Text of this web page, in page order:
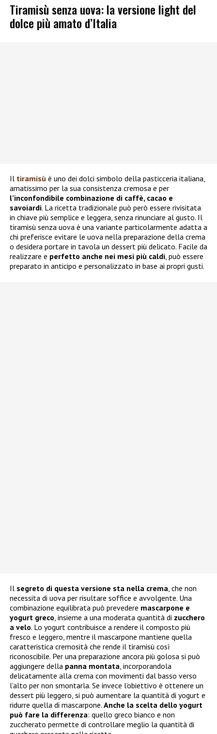
Tiramisù senza uova: la versione light del
dolce più amato d’Italia
Il tiramisù è uno dei dolci simbolo della pasticceria italiana,
amatissimo per la sua consistenza cremosa e per
l’inconfondibile combinazione di caffè, cacao e
savoiardi. La ricetta tradizionale può però essere rivisitata
in chiave più semplice e leggera, senza rinunciare al gusto. Il
tiramisù senza uova è una variante particolarmente adatta a
chi preferisce evitare le uova nella preparazione della crema
o desidera portare in tavola un dessert più delicato. Facile da
realizzare e perfetto anche nei mesi più caldi, può essere
preparato in anticipo e personalizzato in base ai propri gusti.
Il segreto di questa versione sta nella crema , che non
necessita di uova per risultare soffice e avvolgente. Una
combinazione equilibrata può prevedere mascarpone e
yogurt greco , insieme a una moderata quantità di zucchero
a velo. Lo yogurt contribuisce a rendere il composto più
fresco e leggero, mentre il mascarpone mantiene quella
caratteristica cremosità che rende il tiramisù così
riconoscibile. Per una preparazione ancora più golosa si può
aggiungere della panna montata , incorporandola
delicatamente alla crema con movimenti dal basso verso
l’alto per non smontarla. Se invece l’obiettivo è ottenere un
dessert più leggero, si può aumentare la quantità di yogurt e
ridurre quella di mascarpone. Anche la scelta dello yogurt
può fare la differenza: quello greco bianco e non
zuccherato permette di controllare meglio la quantità di